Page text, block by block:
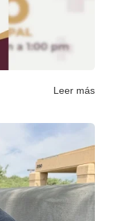
del chequeo
Leer más